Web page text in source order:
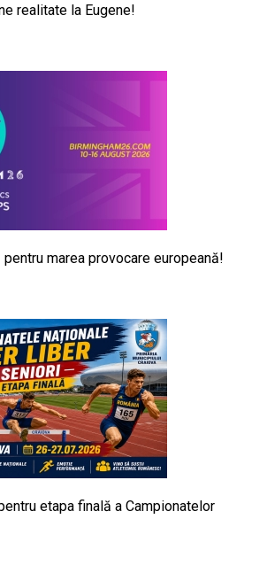
realitate la Eugene!
marea provocare europeană!
etapa finală a Campionatelor